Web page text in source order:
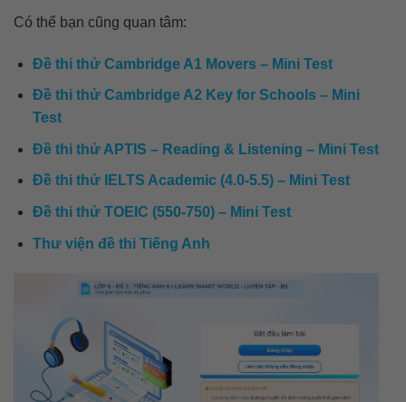
Có thể bạn cũng quan tâm:
Đề thi thử Cambridge A1 Movers – Mini Test
Đề thi thử Cambridge A2 Key for Schools – Mini
Test
Đề thi thử APTIS – Reading & Listening – Mini Test
Đề thi thử IELTS Academic (4.0-5.5) – Mini Test
Đề thi thử TOEIC (550-750) – Mini Test
Thư viện đề thi Tiếng Anh